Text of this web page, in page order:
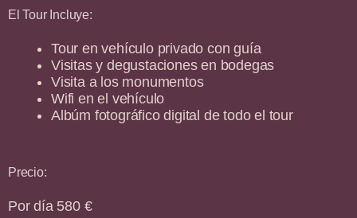
El Tour Incluye:
Tour en vehículo privado con guía
Visitas y degustaciones en bodegas
Visita a los monumentos
Wifi en el vehículo
Albúm fotográfico digital de todo el tour
Precio:
Por día 580 €